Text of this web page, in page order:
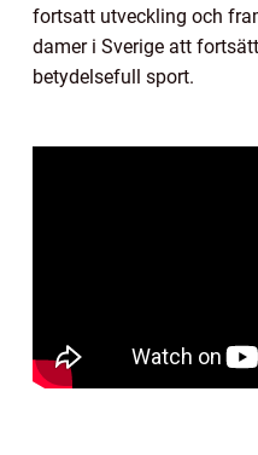
fortsatt utveckling och
damer i Sverige att
betydelsefull sport.